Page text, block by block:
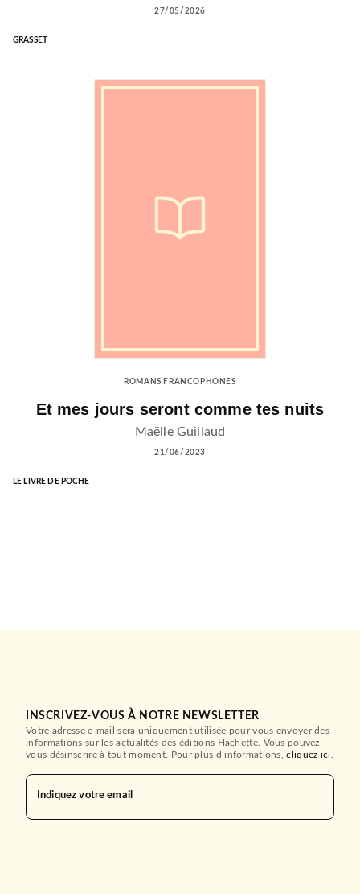
27/05/2026
GRASSET
ROMANS FRANCOPHONES
Et mes jours seront comme tes nuits
Maëlle Guillaud
21/06/2023
LE LIVRE DE POCHE
INSCRIVEZ-VOUS À NOTRE NEWSLETTER
Votre adresse e-mail sera uniquement utilisée pour vous envoyer des
informations sur les actualités des éditions Hachette. Vous pouvez
vous désinscrire à tout moment. Pour plus d’informations,cliquez ici
Indiquez votre email